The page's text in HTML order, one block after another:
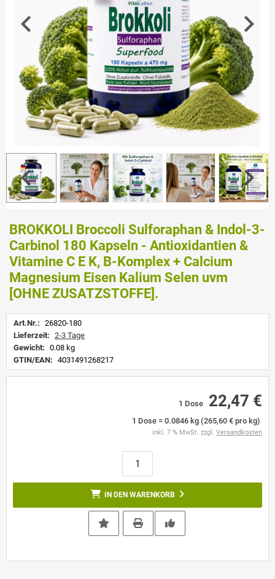
BROKKOLI Broccoli Sulforaphan & Indol-3-
Carbinol 180 Kapseln - Antioxidantien &
Vitamine C E K, B-Komplex + Calcium
Magnesium Eisen Kalium Selen uvm
[OHNE ZUSATZSTOFFE].
Art.Nr.: 26820-180
Lieferzeit: 2-3 Tage
Gewicht: 0.08 kg
GTIN/EAN: 4031491268217
1 Dose 22,47 €
1 Dose = 0.0846 kg (265,60 € pro kg)
inkl. 7 % MwSt. zzgl. Versandkosten
IN DEN WARENKORB